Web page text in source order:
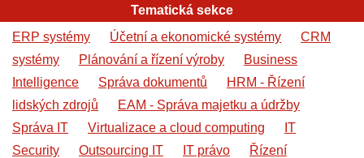
Tematická sekce
ERP systémy
Účetní a ekonomické systémy
CRM
systémy
Plánování a řízení výroby
Business
Intelligence
Správa dokumentů
HRM - Řízení
lidských zdrojů
EAM - Správa majetku a údržby
Správa IT
Virtualizace a cloud computing
IT
Security
Outsourcing IT IT právo
Řízení